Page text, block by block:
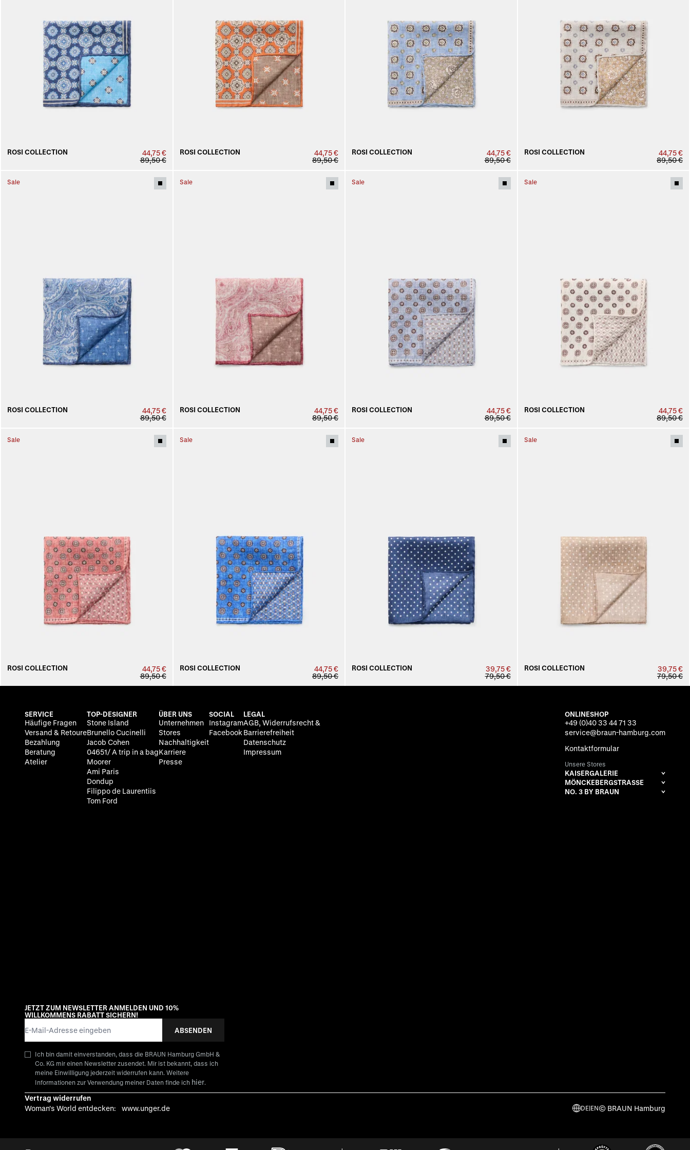
ROSI COLLECTION
44,75 €
89,50 €
ROSI COLLECTION
44,75 €
89,50 €
ROSI COLLECTION
44,75 €
89,50 €
ROSI COLLECTION
44,75 €
89,50 €
Sale
ROSI COLLECTION
44,75 €
89,50 €
Sale
ROSI COLLECTION
44,75 €
89,50 €
Sale
ROSI COLLECTION
44,75 €
89,50 €
Sale
ROSI COLLECTION
44,75 €
89,50 €
Sale
ROSI COLLECTION
44,75 €
89,50 €
Sale
ROSI COLLECTION
44,75 €
89,50 €
Sale
ROSI COLLECTION
39,75 €
79,50 €
Sale
ROSI COLLECTION
39,75 €
79,50 €
SERVICE
Häufige Fragen
Versand & Retoure
Bezahlung
Beratung
Atelier
TOP-DESIGNER
Stone Island
Brunello Cucinelli
Jacob Cohen
04651/ A trip in a bag
Moorer
Ami Paris
Dondup
Filippo de Laurentiis
Tom Ford
ÜBER UNS
Unternehmen
Stores
Nachhaltigkeit
Karriere
Presse
SOCIAL
Instagram
Facebook
LEGAL
AGB, Widerrufsrecht &
Barrierefreiheit
Datenschutz
Impressum
ONLINESHOP
+49 (0)40 33 44 71 33
service@braun-hamburg.com
Kontaktformular
Unsere Stores
KAISERGALERIE
MÖNCKEBERGSTRASSE
NO. 3 BY BRAUN
JETZT ZUM NEWSLETTER ANMELDEN UND 10%
WILLKOMMENS RABATT SICHERN!
ABSENDEN
Ich bin damit einverstanden, dass die BRAUN Hamburg GmbH &
Co. KG mir einen Newsletter zusendet. Mir ist bekannt, dass ich
meine Einwilligung jederzeit widerrufen kann. Weitere
Informationen zur Verwendung meiner Daten finde ich hier.
Vertrag widerrufen
Woman's World entdecken:
www.unger.de DE|EN© BRAUN Hamburg